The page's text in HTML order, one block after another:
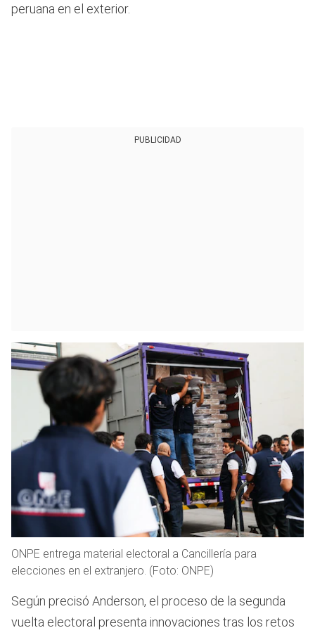
peruana en el exterior.
PUBLICIDAD
ONPE entrega material electoral a Cancillería para
elecciones en el extranjero. (Foto: ONPE)
Según precisó Anderson, el proceso de la segunda
vuelta electoral presenta innovaciones tras los retos